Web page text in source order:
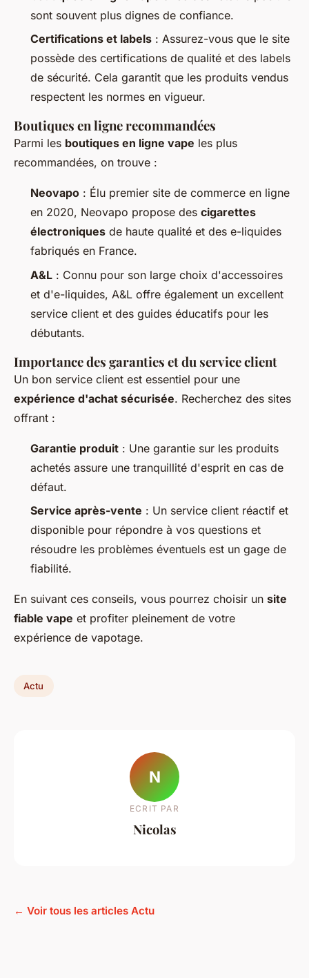
sont souvent plus dignes de confiance.
Certifications et labels : Assurez-vous que le site
possède des certifications de qualité et des labels
de sécurité. Cela garantit que les produits vendus
respectent les normes en vigueur.
Boutiques en ligne recommandées
Parmi les boutiques en ligne vape les plus
recommandées, on trouve :
Neovapo : Élu premier site de commerce en ligne
en 2020, Neovapo propose des cigarettes
électroniques de haute qualité et des e-liquides
fabriqués en France.
A&L : Connu pour son large choix d'accessoires
et d'e-liquides, A&L offre également un excellent
service client et des guides éducatifs pour les
débutants.
Importance des garanties et du service client
Un bon service client est essentiel pour une
expérience d'achat sécurisée. Recherchez des sites
offrant :
Garantie produit : Une garantie sur les produits
achetés assure une tranquillité d'esprit en cas de
défaut.
Service après-vente : Un service client réactif et
disponible pour répondre à vos questions et
résoudre les problèmes éventuels est un gage de
fiabilité.
En suivant ces conseils, vous pourrez choisir un site
fiable vape et profiter pleinement de votre
expérience de vapotage.
Actu
N
ECRIT PAR
Nicolas
← Voir tous les articles Actu